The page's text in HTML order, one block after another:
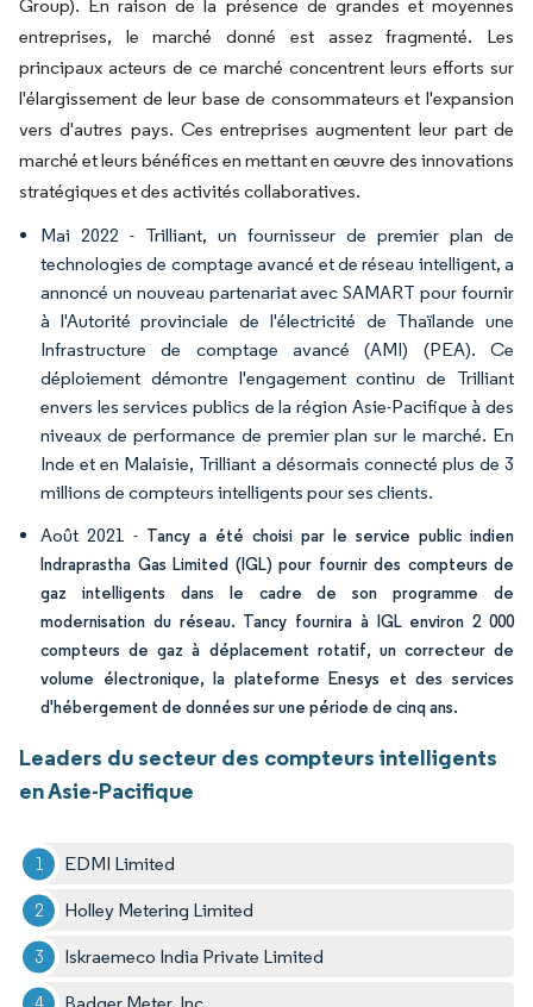
Group). En raison de la présence de grandes et moyennes
entreprises, le marché donné est assez fragmenté. Les
principaux acteurs de ce marché concentrent leurs efforts sur
l'élargissement de leur base de consommateurs et l'expansion
vers d'autres pays. Ces entreprises augmentent leur part de
marché et leurs bénéfices en mettant en œuvre des innovations
stratégiques et des activités collaboratives.
Mai 2022 - Trilliant, un fournisseur de premier plan de
technologies de comptage avancé et de réseau intelligent, a
annoncé un nouveau partenariat avec SAMART pour fournir
à l'Autorité provinciale de l'électricité de Thaïlande une
Infrastructure de comptage avancé (AMI) (PEA). Ce
déploiement démontre l'engagement continu de Trilliant
envers les services publics de la région Asie-Pacifique à des
niveaux de performance de premier plan sur le marché. En
Inde et en Malaisie, Trilliant a désormais connecté plus de 3
millions de compteurs intelligents pour ses clients.
Août 2021 - Tancy a été choisi par le service public indien
Indraprastha Gas Limited (IGL) pour fournir des compteurs de
gaz intelligents dans le cadre de son programme de
modernisation du réseau. Tancy fournira à IGL environ 2 000
compteurs de gaz à déplacement rotatif, un correcteur de
volume électronique, la plateforme Enesys et des services
d'hébergement de données sur une période de cinq ans.
Leaders du secteur des compteurs intelligents
en Asie-Pacifique
EDMI Limited
Holley Metering Limited
Iskraemeco India Private Limited